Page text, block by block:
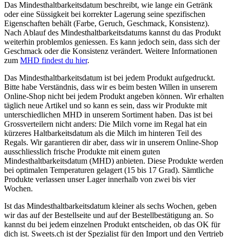
Das Mindesthaltbarkeitsdatum beschreibt, wie lange ein Getränk
oder eine Süssigkeit bei korrekter Lagerung seine spezifischen
Eigenschaften behält (Farbe, Geruch, Geschmack, Konsistenz).
Nach Ablauf des Mindesthaltbarkeitsdatums kannst du das Produkt
weiterhin problemlos geniessen. Es kann jedoch sein, dass sich der
Geschmack oder die Konsistenz verändert. Weitere Informationen
zum MHD findest du hier.
Das Mindesthaltbarkeitsdatum ist bei jedem Produkt aufgedruckt.
Bitte habe Verständnis, dass wir es beim besten Willen in unserem
Online-Shop nicht bei jedem Produkt angeben können. Wir erhalten
täglich neue Artikel und so kann es sein, dass wir Produkte mit
unterschiedlichen MHD in unserem Sortiment haben. Das ist bei
Grossverteilern nicht anders: Die Milch vorne im Regal hat ein
kürzeres Haltbarkeitsdatum als die Milch im hinteren Teil des
Regals. Wir garantieren dir aber, dass wir in unserem Online-Shop
ausschliesslich frische Produkte mit einem guten
Mindesthaltbarkeitsdatum (MHD) anbieten. Diese Produkte werden
bei optimalen Temperaturen gelagert (15 bis 17 Grad). Sämtliche
Produkte verlassen unser Lager innerhalb von zwei bis vier
Wochen.
Ist das Mindesthaltbarkeitsdatum kleiner als sechs Wochen, geben
wir das auf der Bestellseite und auf der Bestellbestätigung an. So
kannst du bei jedem einzelnen Produkt entscheiden, ob das OK für
dich ist. Sweets.ch ist der Spezialist für den Import und den Vertrieb